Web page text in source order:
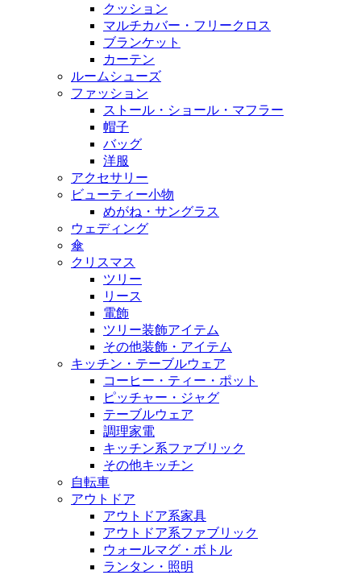
クッション
マルチカバー・フリークロス
ブランケット
カーテン
ルームシューズ
ファッション
ストール・ショール・マフラー
帽子
バッグ
洋服
アクセサリー
ビューティー小物
めがね・サングラス
ウェディング
傘
クリスマス
ツリー
リース
電飾
ツリー装飾アイテム
その他装飾・アイテム
キッチン・テーブルウェア
コーヒー・ティー・ポット
ピッチャー・ジャグ
テーブルウェア
調理家電
キッチン系ファブリック
その他キッチン
自転車
アウトドア
アウトドア系家具
アウトドア系ファブリック
ウォールマグ・ボトル
ランタン・照明